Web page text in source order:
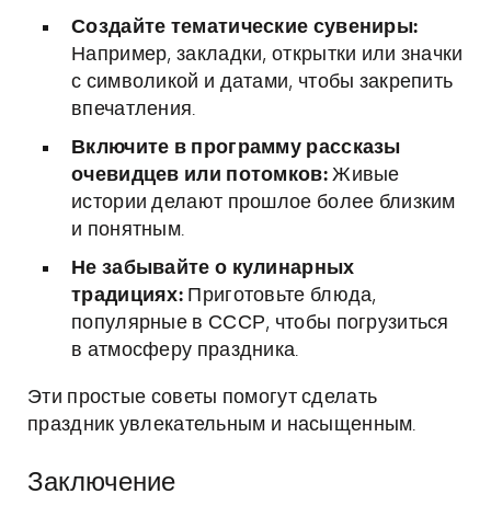
Создайте тематические сувениры:
Например, закладки, открытки или значки
с символикой и датами, чтобы закрепить
впечатления.
Включите в программу рассказы
очевидцев или потомков:Живые
истории делают прошлое более близким
и понятным.
Не забывайте о кулинарных
традициях: Приготовьте блюда,
популярные в СССР, чтобы погрузиться
в атмосферу праздника.
Эти простые советы помогут сделать
праздник увлекательным и насыщенным.
Заключение